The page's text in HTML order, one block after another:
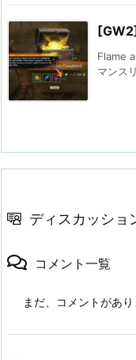
Flame
マンス
ディスカッショ
コメント一覧
まだ、コメントがあ